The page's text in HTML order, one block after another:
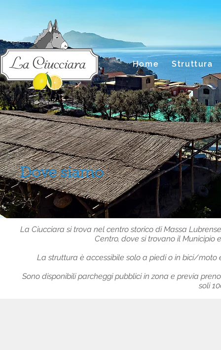
Dove siamo
La Ciucciara si trova nel centro storico di Massa
Centro, dove si trovano il
La struttura è accessibile solo a piedi o in bici/moto
Sono disponibili parcheggi pubblici in zona e previa
soli
Home Struttura